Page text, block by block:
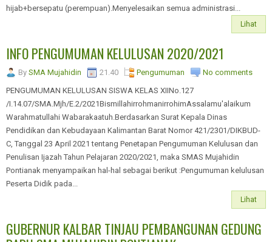
hijab+bersepatu (perempuan).Menyelesaikan semua administrasi...
Lihat
INFO PENGUMUMAN KELULUSAN 2020/2021
By SMA Mujahidin 21.40 Pengumuman
No comments
PENGUMUMAN KELULUSAN SISWA KELAS XIINo.127
/I.14.07/SMA.Mjh/E.2/2021BismillahirrohmanirrohimAssalamu'alaikum
Warahmatullahi Wabarakaatuh.Berdasarkan Surat Kepala Dinas
Pendidikan dan Kebudayaan Kalimantan Barat Nomor 421/2301/DIKBUD-
C, Tanggal 23 April 2021 tentang Penetapan Pengumuman Kelulusan dan
Penulisan Ijazah Tahun Pelajaran 2020/2021, maka SMAS Mujahidin
Pontianak menyampaikan hal-hal sebagai berikut :Pengumuman kelulusan
Peserta Didik pada...
Lihat
GUBERNUR KALBAR TINJAU PEMBANGUNAN GEDUNG